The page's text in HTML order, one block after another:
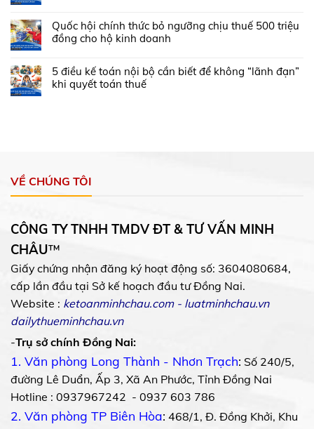
Quốc hội chính thức bỏ ngưỡng chịu thuế 500 triệu
đồng cho hộ kinh doanh
5 điều kế toán nội bộ cần biết để không “lãnh đạn”
khi quyết toán thuế
VỀ CHÚNG TÔI
CÔNG TY TNHH TMDV ĐT & TƯ VẤN MINH
CHÂU™
Giấy chứng nhận đăng ký hoạt động số: 3604080684,
cấp lần đầu tại Sở kế hoạch đầu tư Đồng Nai.
Website : ketoanminhchau.com- luatminhchau.vn
dailythueminhchau.vn
-Trụ sở chính Đồng Nai:
1. Văn phòng Long Thành - Nhơn Trạch: Số 240/5,
đường Lê Duẩn, Ấp 3, Xã An Phước, Tỉnh Đồng Nai
Hotline : 0937967242 - 0937 603 786
2. Văn phòng TP Biên Hòa: 468/1, Đ. Đồng Khởi, Khu